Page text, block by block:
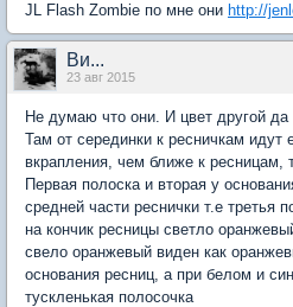
JL Flash Zombie по мне они http://
Ви...
23 авг 2015
Не думаю что они. И цвет другой
Там от серединки к ресничкам
вкрапления, чем ближе к ресницам,
Первая полоска и вторая у
средней части реснички т.е третья
на кончик ресницы светло
свело оранжевый виден как
основания ресниц, а при белом и
тускленькая полосочка